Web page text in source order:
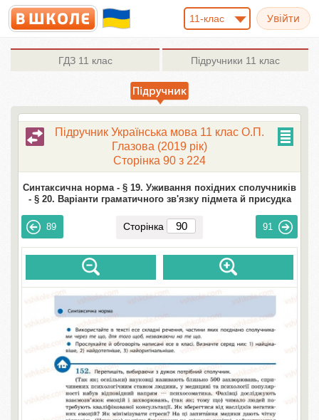
11-клас
ГДЗ11 клас Підручники 11 клас
Підручник Українська мова 11 клас О.П.
Глазова (2019 рік)
Сторінка 90 з 224
Синтаксична норма - § 19. Уживання похідних сполучників
- § 20. Варіанти граматичного зв'язку підмета й присудка
89 Сторінка 91